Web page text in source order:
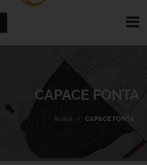
CAPACE FONTA
Acasa CAPACE FONTA